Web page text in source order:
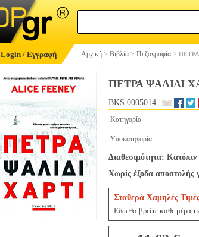
Login / Εγγραφή Αρχική > Βιβλία > Πεζογραφία >
ΠΕΤΡΑ ΨΑΛΙΔΙ
BKS.0005014
Κατηγορία
Υποκατηγορία
Διαθεσιμότητα: Κατόπιν
Χωρίς έξοδα αποστολής
Σταθερά Χαμηλές
Εδώ θα βρείτε κάθε μέρα